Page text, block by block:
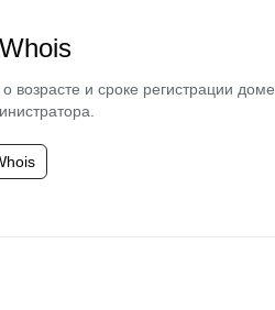
возрасте и сроке регистрации